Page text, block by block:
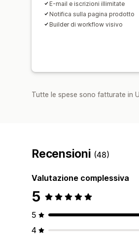
E-mail e iscrizioni illimitate
Notifica sulla pagina prodotto
Builder di workflow visivo
Tutte le spese sono fatturate in
Recensioni (48)
Valutazione complessiva
5
5
4